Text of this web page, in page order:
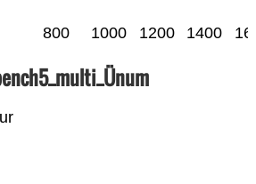
800 1000 1200 1400